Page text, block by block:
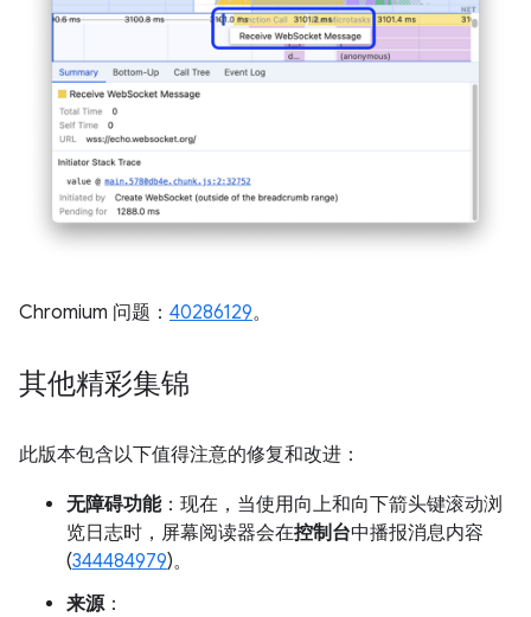
Chromium 问题： 40286129。
其他精彩集锦
此版本包含以下值得注意的修复和改进：
无障碍功能：现在，当使用向上和向下箭头键滚动浏
览日志时，屏幕阅读器会在控制台中播报消息内容
(344484979)。
来源：